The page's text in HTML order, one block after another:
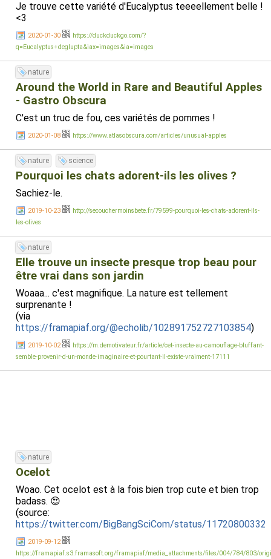
Je trouve cette variété d'Eucalyptus teeeellement belle !
<3
2020-01-30
https://duckduckgo.com/?
q=Eucalyptus+deglupta&iax=images&ia=images
nature
Around the World in Rare and Beautiful Apples
- Gastro Obscura
C'est un truc de fou, ces variétés de pommes !
2020-01-08 https://www.atlasobscura.com/articles/unusual-apples
nature science
Pourquoi les chats adorent-ils les olives ?
Sachiez-le.
2019-10-23
http://secouchermoinsbete.fr/79599-pourquoi-les-chats-adorent-ils-
les-olives
nature
Elle trouve un insecte presque trop beau pour
être vrai dans son jardin
Woaaa... c'est magnifique. La nature est tellement
surprenante !
(via
https://framapiaf.org/@echolib/102891752727103854)
2019-10-02
https://m.demotivateur.fr/article/cet-insecte-au-camouflage-bluffant-
semble-provenir-d-un-monde-imaginaire-et-pourtant-il-existe-vraiment-17111
nature
Ocelot
Woao. Cet ocelot est à la fois bien trop cute et bien trop
badass. 😍
(source:
https://twitter.com/BigBangSciCom/status/
2019-09-12
https://framapiaf.s3.framasoft.org/framapiaf/media_attachments/files/004/784/803/